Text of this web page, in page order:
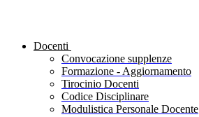
Docenti
Convocazione supplenze
Formazione - Aggiornamento
Tirocinio Docenti
Codice Disciplinare
Modulistica Personale Docente